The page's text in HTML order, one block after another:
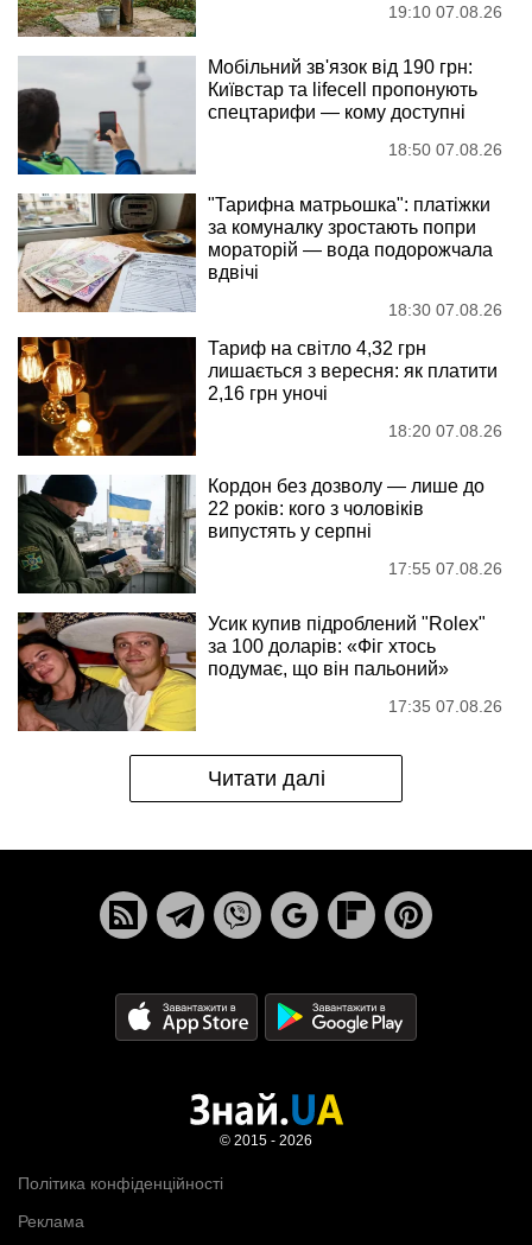
19:10 07.08.26
Мобільний зв'язок від 190 грн:
Київстар та lifecell пропонують
спецтарифи — кому доступні
18:50 07.08.26
"Тарифна матрьошка": платіжки
за комуналку зростають попри
мораторій — вода подорожчала
вдвічі
18:30 07.08.26
Тариф на світло 4,32 грн
лишається з вересня: як платити
2,16 грн уночі
18:20 07.08.26
Кордон без дозволу — лише до
22 років: кого з чоловіків
випустять у серпні
17:55 07.08.26
Усик купив підроблений "Rolex"
за 100 доларів: «Фіг хтось
подумає, що він пальоний»
17:35 07.08.26
Читати далі
Політика конфіденційності
Реклама
© 2015 - 2026